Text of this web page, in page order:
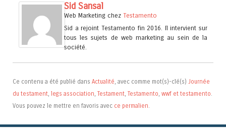
Sid Sansal
Web Marketing chez Testamento
Sid a rejoint Testamento fin 2016. Il intervient sur
tous les sujets de web marketing au sein de la
société.
Ce contenu a été publié dans Actualité, avec comme mot(s)-clé(s) Journée
du testament, legs association, Testament, Testamento, wwf et testamento.
Vous pouvez le mettre en favoris avec ce permalien.